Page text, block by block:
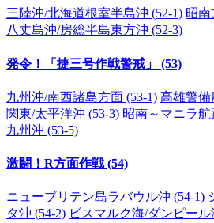
三陸沖/北海道根室半島沖 (52-1) 昭南
八丈島沖/房総半島東方沖 (52-3)
発令！「捷三号作戦警戒」 (53)
九州沖/南西諸島方面 (53-1) 高雄警備
関東/太平洋沖 (53-3) 昭南～マニラ航
九州沖 (53-5)
激闘！R方面作戦 (54)
ニューブリテン島ラバウル沖 (54-1)
タ沖 (54-2) ビスマルク海/ダンピール